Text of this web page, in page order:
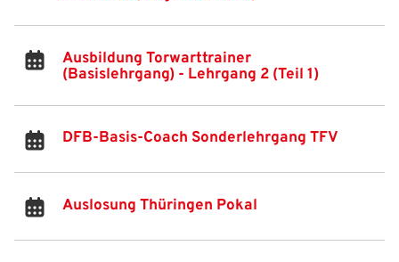
Ausbildung Torwarttrainer
(Basislehrgang) - Lehrgang 2 (Teil 1)
DFB-Basis-Coach Sonderlehrgang TFV
Auslosung Thüringen Pokal
IHRE LESEZEICHEN
IHR LOGIN
Bitte geben Sie Ihren Benutzernamen und Ihr Passwort ein, um
sich an der Website anzumelden.